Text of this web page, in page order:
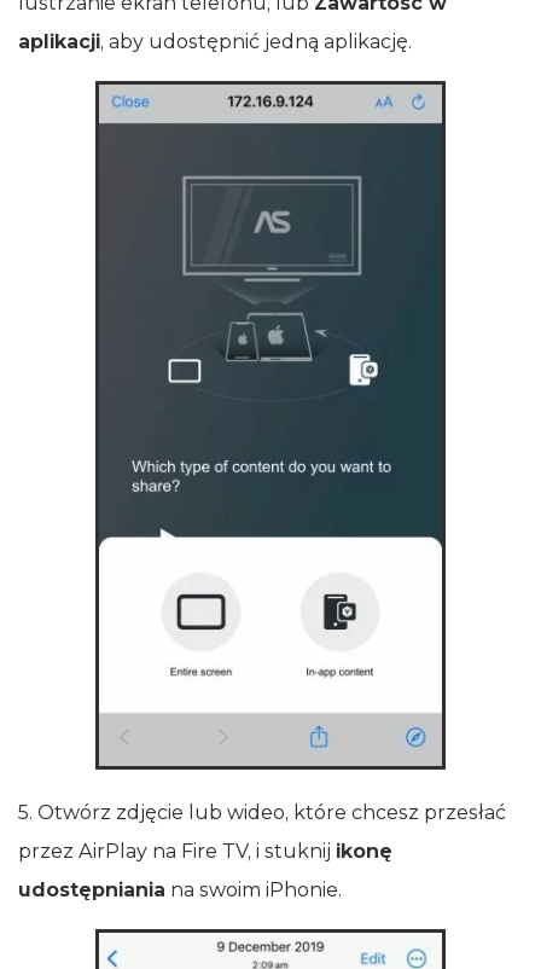
aplikacji, aby udostępnić jedną aplikację.
5. Otwórz zdjęcie lub wideo, które chcesz przesłać
przez AirPlay na Fire TV, i stuknij ikonę
udostępniania na swoim iPhonie.